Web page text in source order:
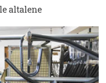
altalene